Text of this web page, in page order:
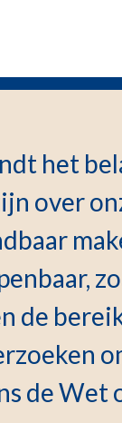
het
over
de
de Wet